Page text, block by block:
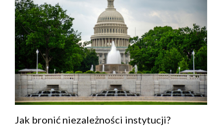
Jak bronić niezależności instytucji?